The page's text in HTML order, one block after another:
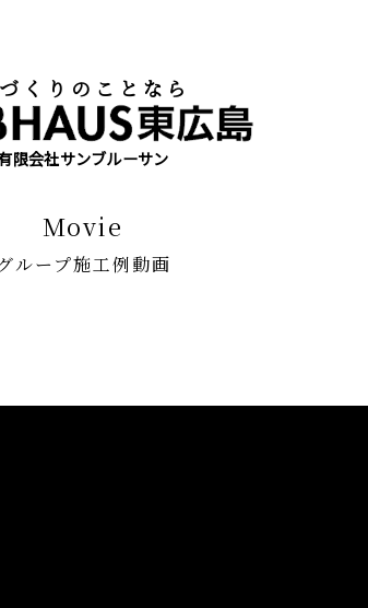
くりのことなら
限会社サンブルーサン
movie
ループ施工例動画